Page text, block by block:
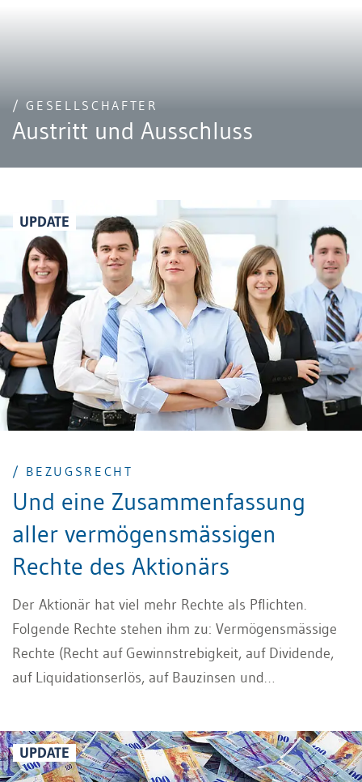
/ GESELLSCHAFTER
Austritt und Ausschluss
UPDATE
/ BEZUGSRECHT
Und eine Zusammenfassung
aller vermögensmässigen
Rechte des Aktionärs
Der Aktionär hat viel mehr Rechte als Pflichten.
Folgende Rechte stehen ihm zu: Vermögensmässige
Rechte (Recht auf Gewinnstrebigkeit, auf Dividende,
auf Liquidationserlös, auf Bauzinsen und
vermögensmässigen Rechte abgehandelt.
UPDATE